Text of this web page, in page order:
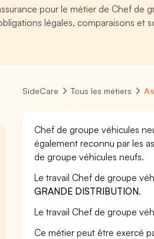
pour le métier de Chef de
légales, comparaisons et
SideCare Tous les métiers
Chef de groupe véhicules
également reconnu par les
de groupe véhicules neufs.
Le travail Chef de groupe
GRANDE DISTRIBUTION.
Le travail Chef de groupe
Ce métier peut être exercé